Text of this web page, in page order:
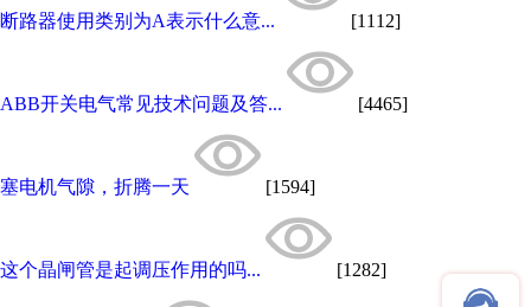
断路器使用类别为A表示什么意... [1112]
ABB开关电气常见技术问题及答... [4465]
塞电机气隙，折腾一天 [1594]
这个晶闸管是起调压作用的吗... [1282]